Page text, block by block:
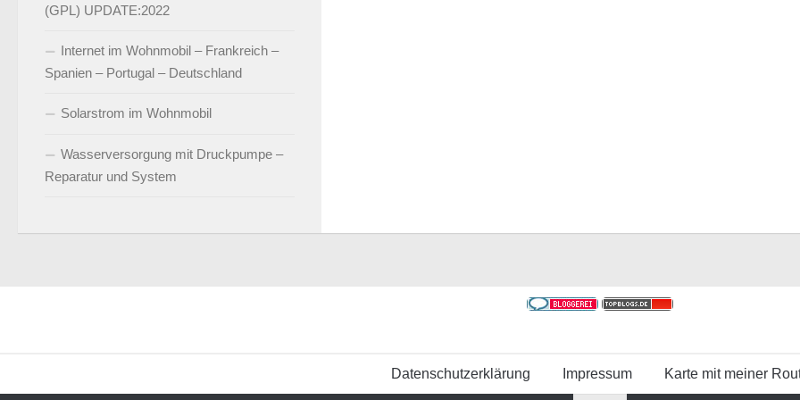
(GPL) UPDATE:2022
Internet im Wohnmobil – Frankreich –
Spanien – Portugal – Deutschland
Solarstrom im Wohnmobil
Wasserversorgung mit Druckpumpe –
Reparatur und System
Datenschutzerklärung Impressum Karte mit meiner